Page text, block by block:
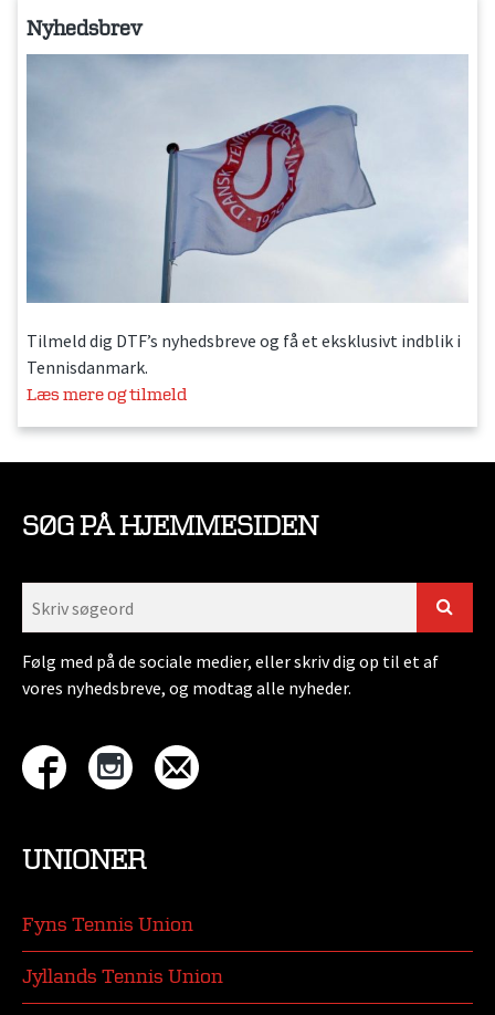
Nyhedsbrev
Tilmeld dig DTF’s nyhedsbreve og få et eksklusivt indblik i
Tennisdanmark.
Læs mere og tilmeld
SØG PÅ HJEMMESIDEN
Følg med på de sociale medier, eller skriv dig op til et af
vores nyhedsbreve, og modtag alle nyheder.
UNIONER
Fyns Tennis Union
Jyllands Tennis Union